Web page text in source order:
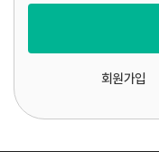
회원가입